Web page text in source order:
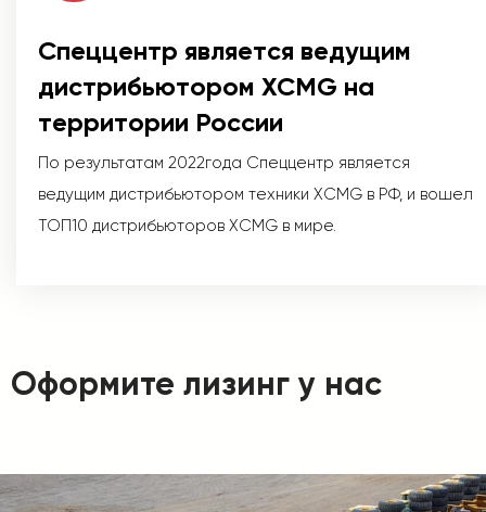
Спеццентр является ведущим
дистрибьютором XCMG на
территории России
По результатам 2022года Спеццентр является
ведущим дистрибьютором техники XCMG в РФ, и вошел
ТОП10 дистрибьюторов XCMG в мире.
Оформите лизинг у нас